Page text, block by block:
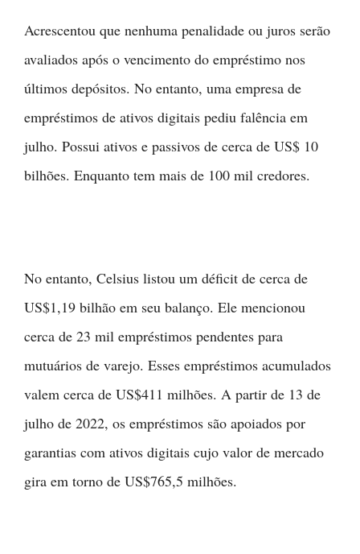
Acrescentou que nenhuma penalidade ou juros serão
avaliados após o vencimento do empréstimo nos
últimos depósitos. No entanto, uma empresa de
empréstimos de ativos digitais pediu falência em
julho. Possui ativos e passivos de cerca de US$ 10
bilhões. Enquanto tem mais de 100 mil credores.
No entanto, Celsius listou um déficit de cerca de
US$1,19 bilhão em seu balanço. Ele mencionou
cerca de 23 mil empréstimos pendentes para
mutuários de varejo. Esses empréstimos acumulados
valem cerca de US$411 milhões. A partir de 13 de
julho de 2022, os empréstimos são apoiados por
garantias com ativos digitais cujo valor de mercado
gira em torno de US$765,5 milhões.